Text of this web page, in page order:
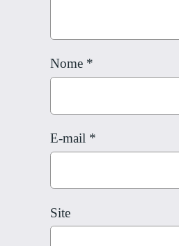
Nome *
E-mail *
Site